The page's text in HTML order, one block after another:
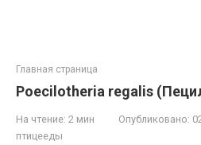
Главная страница
Poecilotheria regalis
На чтение: 2 мин Опубликовано:
птицееды